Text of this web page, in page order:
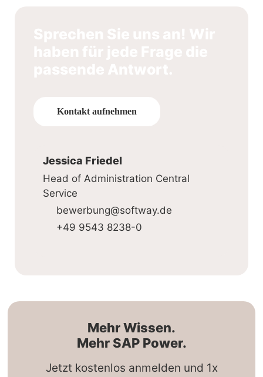
Kontakt aufnehmen
Jessica Friedel
Head of Administration Central
Service
bewerbung@softway.de
+49 9543 8238-0
Mehr Wissen.
Mehr SAP Power.
Jetzt kostenlos anmelden und 1x